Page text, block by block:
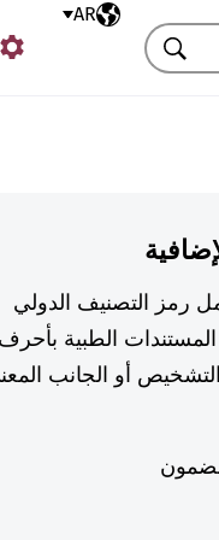
اللغةAR
بحث
رمز التصنيف الدولي
الطبية بأحرف
أو الجانب